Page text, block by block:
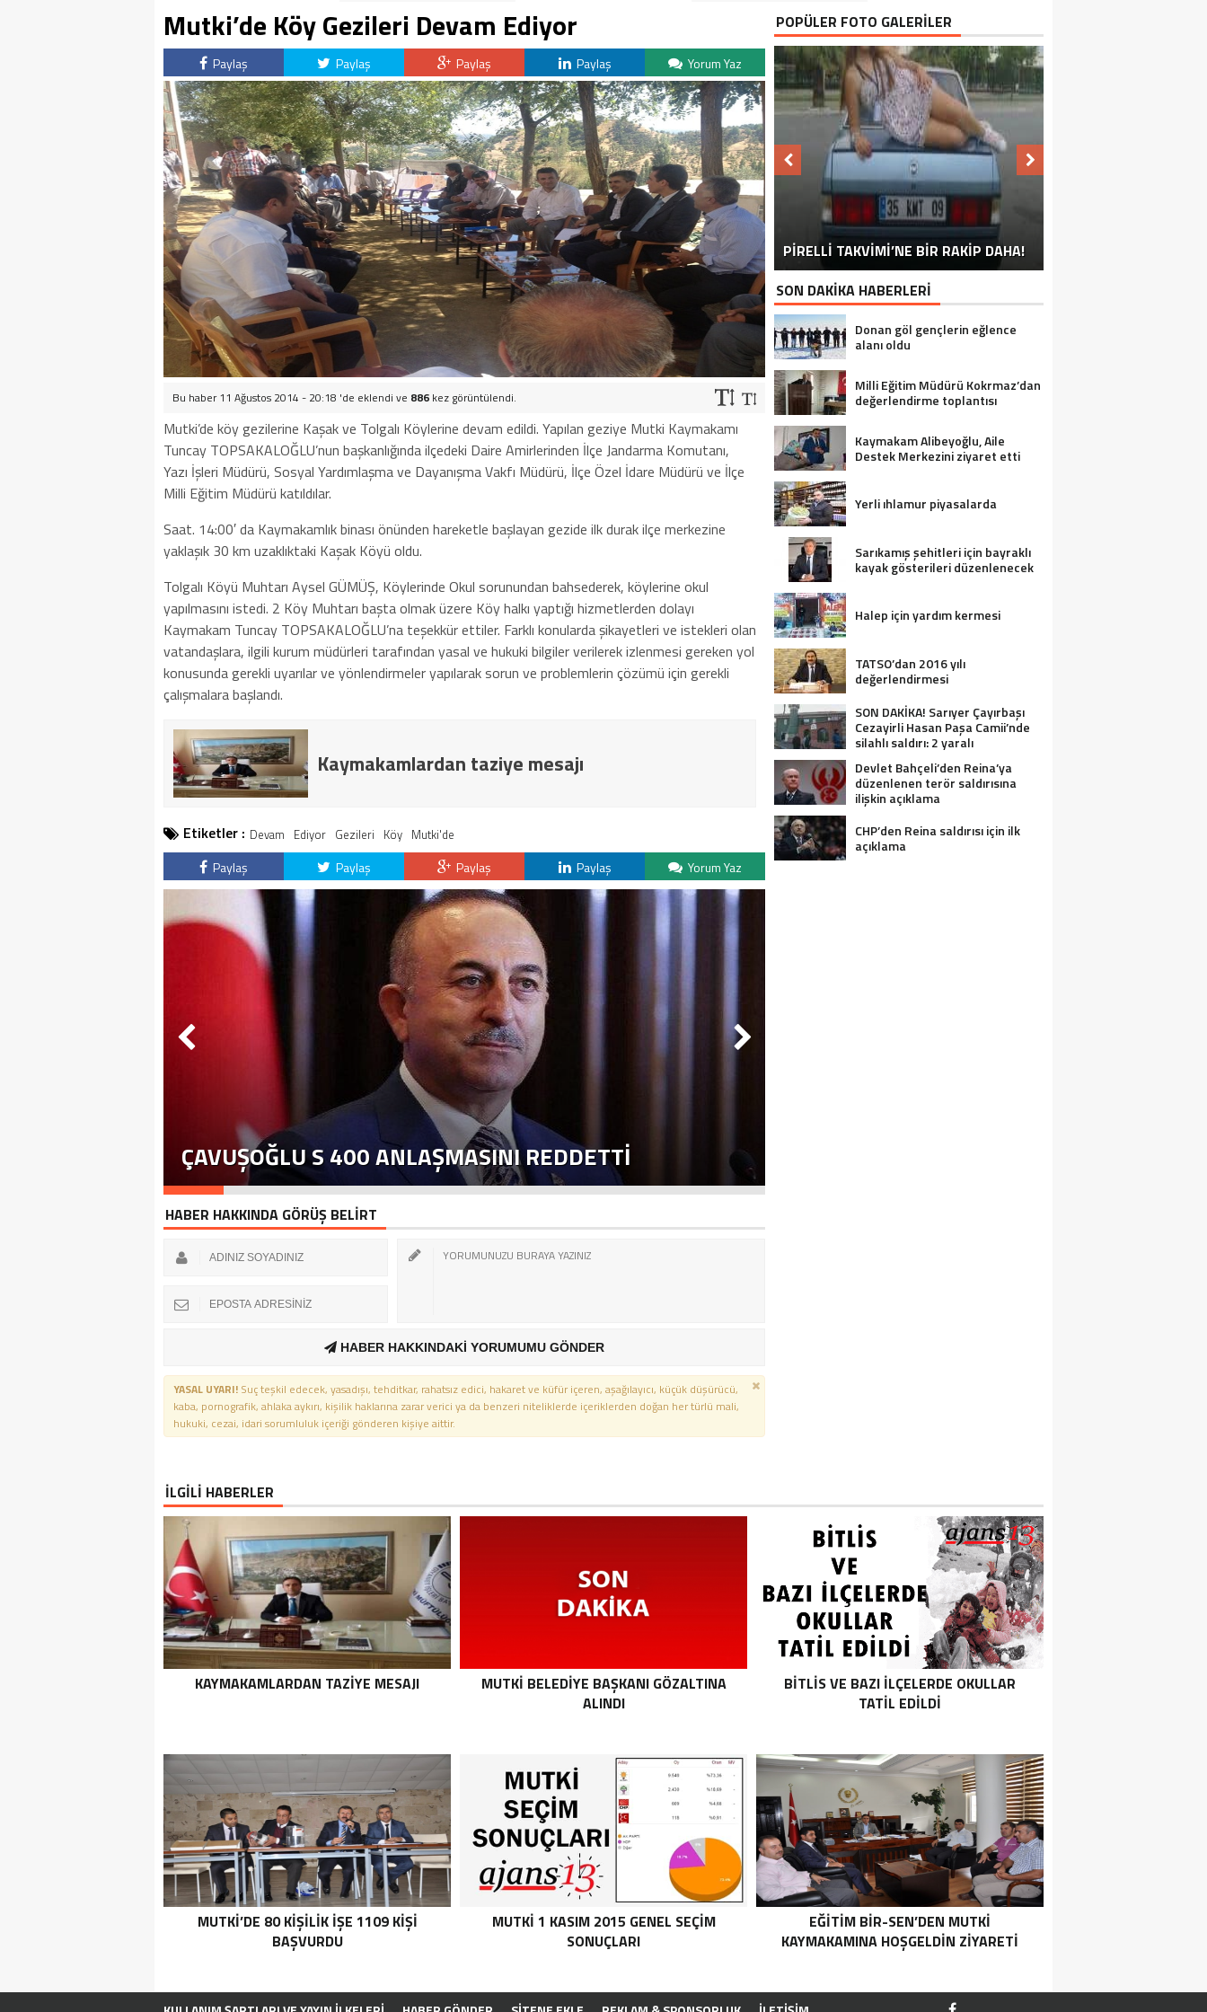
Mutki’de Köy Gezileri Devam Ediyor
Paylaş Paylaş Paylaş Paylaş Yorum Yaz
Bu haber 11 Ağustos 2014 - 20:18 'de eklendi ve 886 kez görüntülendi.
Mutki’de köy gezilerine Kaşak ve Tolgalı Köylerine devam edildi. Yapılan geziye Mutki Kaymakamı
Tuncay TOPSAKALOĞLU’nun başkanlığında ilçedeki Daire Amirlerinden İlçe Jandarma Komutanı,
Yazı İşleri Müdürü, Sosyal Yardımlaşma ve Dayanışma Vakfı Müdürü, İlçe Özel İdare Müdürü ve İlçe
Milli Eğitim Müdürü katıldılar.
Saat. 14:00′ da Kaymakamlık binası önünden hareketle başlayan gezide ilk durak ilçe merkezine
yaklaşık 30 km uzaklıktaki Kaşak Köyü oldu.
Tolgalı Köyü Muhtarı Aysel GÜMÜŞ, Köylerinde Okul sorunundan bahsederek, köylerine okul
yapılmasını istedi. 2 Köy Muhtarı başta olmak üzere Köy halkı yaptığı hizmetlerden dolayı
Kaymakam Tuncay TOPSAKALOĞLU’na teşekkür ettiler. Farklı konularda şikayetleri ve istekleri olan
vatandaşlara, ilgili kurum müdürleri tarafından yasal ve hukuki bilgiler verilerek izlenmesi gereken yol
konusunda gerekli uyarılar ve yönlendirmeler yapılarak sorun ve problemlerin çözümü için gerekli
çalışmalara başlandı.
Kaymakamlardan taziye mesajı
Etiketler : Devam Ediyor Gezileri Köy Mutki'de
Paylaş Paylaş Paylaş Paylaş Yorum Yaz
ÇAVUŞOĞLU S 400 ANLAŞMASINI REDDETTI
HABER HAKKINDA GÖRÜŞ BELİRT
HABER HAKKINDAKİ YORUMUMU GÖNDER
YASAL UYARI! Suç teşkil edecek, yasadışı, tehditkar, rahatsız edici, hakaret ve küfür içeren, aşağılayıcı, küçük düşürücü,
kaba, pornografik, ahlaka aykırı, kişilik haklarına zarar verici ya da benzeri niteliklerde içeriklerden doğan her türlü mali,
hukuki, cezai, idari sorumluluk içeriği gönderen kişiye aittir.
POPÜLER FOTO GALERİLER
PİRELLİ TAKVİMİ’NE BİR RAKİP DAHA!
EN İYİ ‘KURBAN BAYRAMI’ CAPSLERİ!
BUNU SÖYLEMEYEN ESNAF GÖRDÜNÜZ
MÜ?
FOTOĞRAFLARLA HIZAN
FOTOĞRAFLARLA BITLIS
FOTOĞRAFLARLA TATVAN
FOTOĞRAFLARLA GÜROYMAK
FOTOĞRAFLARLA AHLAT
FOTOĞRAFLARLA ADILCEVAZ
FOTOĞRAFLARLA MUTKI
SON DAKİKA HABERLERİ
Donan göl gençlerin eğlence
alanı oldu
Milli Eğitim Müdürü Kokrmaz’dan
değerlendirme toplantısı
Kaymakam Alibeyoğlu, Aile
Destek Merkezini ziyaret etti
Yerli ıhlamur piyasalarda
Sarıkamış şehitleri için bayraklı
kayak gösterileri düzenlenecek
Halep için yardım kermesi
TATSO’dan 2016 yılı
değerlendirmesi
SON DAKİKA! Sarıyer Çayırbaşı
Cezayirli Hasan Paşa Camii’nde
silahlı saldırı: 2 yaralı
Devlet Bahçeli’den Reina’ya
düzenlenen terör saldırısına
ilişkin açıklama
CHP’den Reina saldırısı için ilk
açıklama
İLGİLİ HABERLER
KAYMAKAMLARDAN TAZIYE MESAJI
MUTKI BELEDIYE BAŞKANI GÖZALTINA
ALINDI
BITLIS VE BAZI İLÇELERDE OKULLAR
TATIL EDILDI
MUTKI’DE 80 KIŞILIK İŞE 1109 KIŞI
BAŞVURDU
MUTKI 1 KASIM 2015 GENEL SEÇIM
SONUÇLARI
EĞITIM BIR-SEN’DEN MUTKI
KAYMAKAMINA HOŞGELDIN ZIYARETI